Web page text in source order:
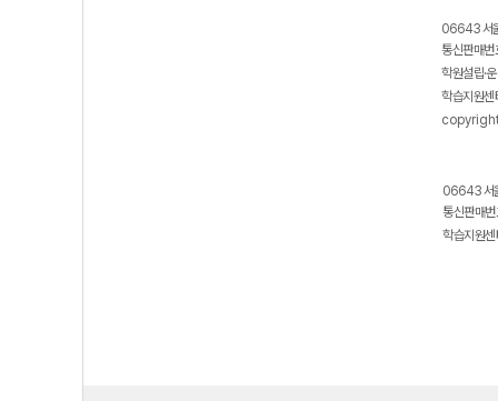
06643 서
통신판매
학원설립·
학습지원
06643 서
통신판매
학습지원